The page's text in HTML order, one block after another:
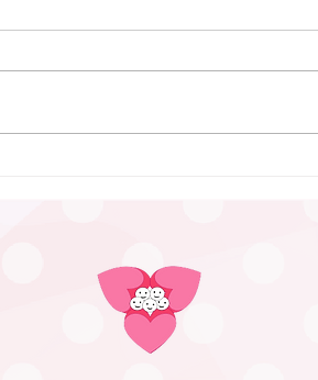
した。 今回も、「プレママパ
ありますか？」と尋ねても、ふた
ごの妊娠、ましてや初めての妊娠
で「分からないことが分からな
い。」とのお返事。 そのため、